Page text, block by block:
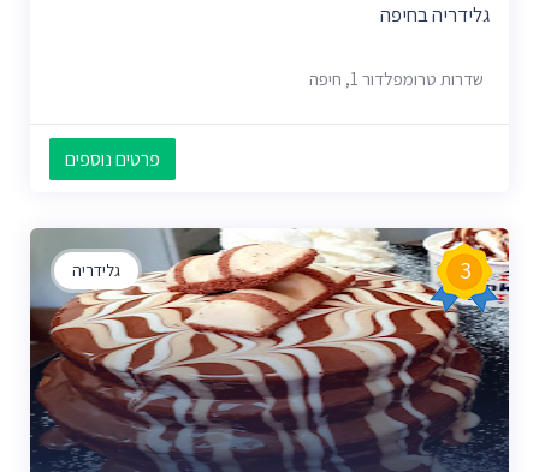
גלידריה בחיפה
שדרות טרומפלדור 1, חיפה
פרטים נוספים
גלידריה 3